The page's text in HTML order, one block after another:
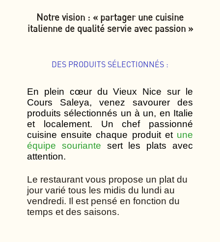
Notre vision : « partager une cuisine
italienne de qualité servie avec passion »
DES PRODUITS SÉLECTIONNÉS :
En plein cœur du Vieux Nice sur le
Cours Saleya, venez savourer des
produits sélectionnés un à un, en Italie
et localement. Un chef passionné
cuisine ensuite chaque produit et une
équipe souriante sert les plats avec
attention.
Le restaurant vous propose un plat du
jour varié tous les midis du lundi au
vendredi. Il est pensé en fonction du
temps et des saisons.